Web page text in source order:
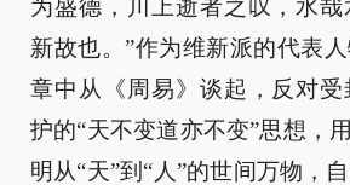
为盛德，川上逝者之叹，水哉
新故也。”作为维新派的代表
章中从《周易》谈起，反对受
护的“天不变道亦不变”思想，
明从“天”到“人”的世间万物，